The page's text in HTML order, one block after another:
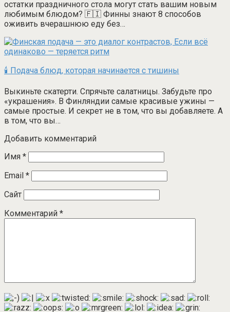
остатки праздничного стола могут стать вашим новым
любимым блюдом? 🇫🇮 Финны знают 8 способов
оживить вчерашнюю еду без…
🕯️ Подача блюд, которая начинается с тишины
Выкиньте скатерти. Спрячьте салатницы. Забудьте про
«украшения». В Финляндии самые красивые ужины —
самые простые. И секрет не в том, что вы добавляете. А
в том, что вы…
Добавить комментарий
Имя *
Email *
Сайт
Комментарий *